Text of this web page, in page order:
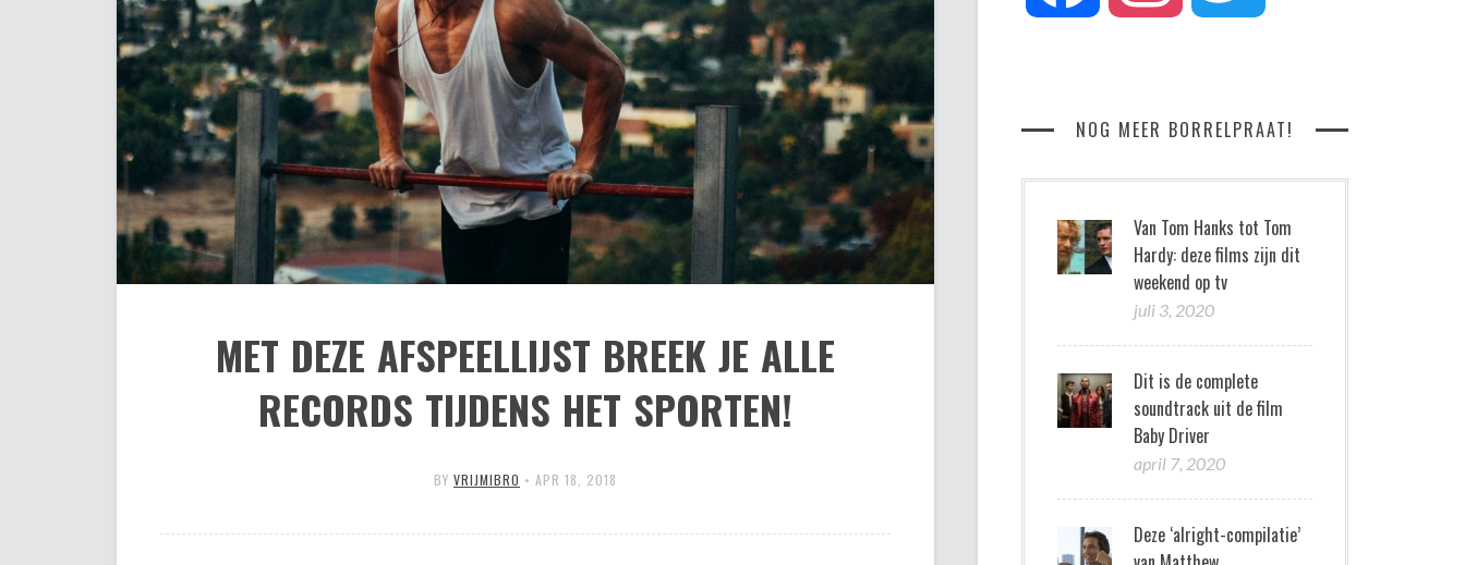
MET DEZE AFSPEELLIJST BREEK JE ALLE
RECORDS TIJDENS HET SPORTEN!
BY VRIJMIBRO • APR 18, 2018
NOG MEER BORRELPRAAT!
Van Tom Hanks tot Tom
Hardy: deze films zijn dit
weekend op tv
juli 3, 2020
Dit is de complete
soundtrack uit de film
Baby Driver
april 7, 2020
Deze ‘alright-compilatie’